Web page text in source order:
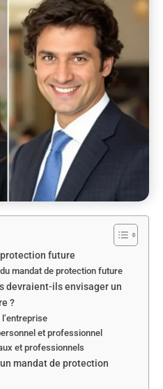
future
mandat de protection future
devraient-ils envisager un
?
et professionnel
et professionnels
mandat de protection